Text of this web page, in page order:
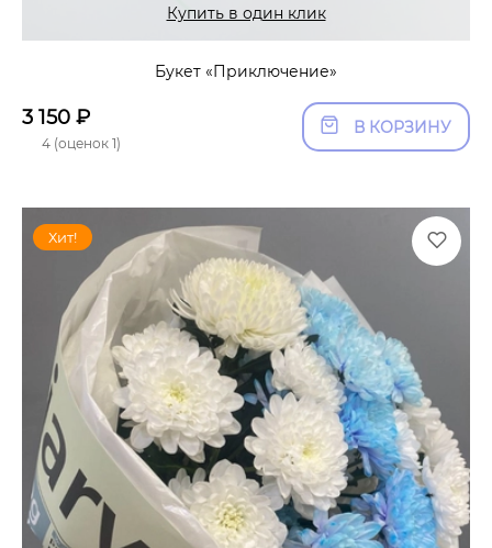
Купить в один клик
Букет «Приключение»
3 150 ₽
4 (оценок 1)
В КОРЗИНУ
Хит!